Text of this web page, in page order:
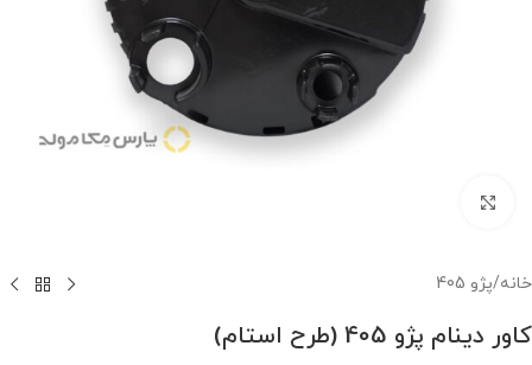
خانه/پژو 405
کاور دینام پژو 405 (طرح استام)